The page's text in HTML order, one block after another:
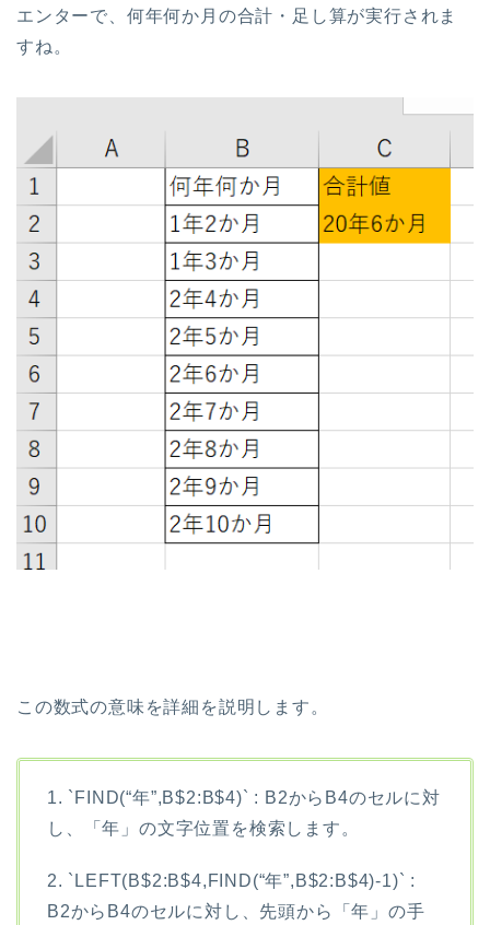
エンターで、何年何か月の合計・足し算が実行されま
すね。
この数式の意味を詳細を説明します。
1. `FIND(“年”,B$2:B$4)` : B2からB4のセルに対
し、「年」の文字位置を検索します。
2. `LEFT(B$2:B$4,FIND(“年”,B$2:B$4)-1)` :
B2からB4のセルに対し、先頭から「年」の手